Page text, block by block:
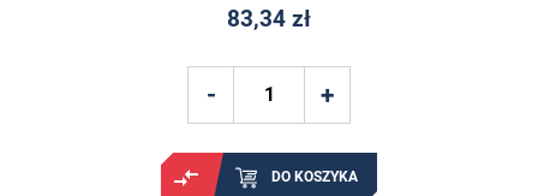
83,34 zł
DO KOSZYKA